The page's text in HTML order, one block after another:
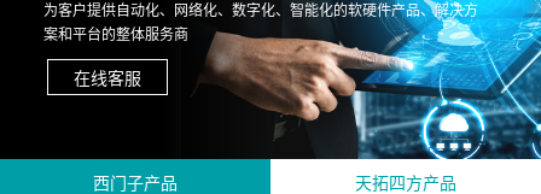
为客户提供自动化、网络化、数字化、智能化的软硬件产品、解决方
案和平台的整体服务商
在线客服
西门子产品 天拓四方产品